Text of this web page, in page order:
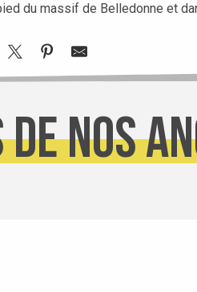
du massif de Belledonne et
nos